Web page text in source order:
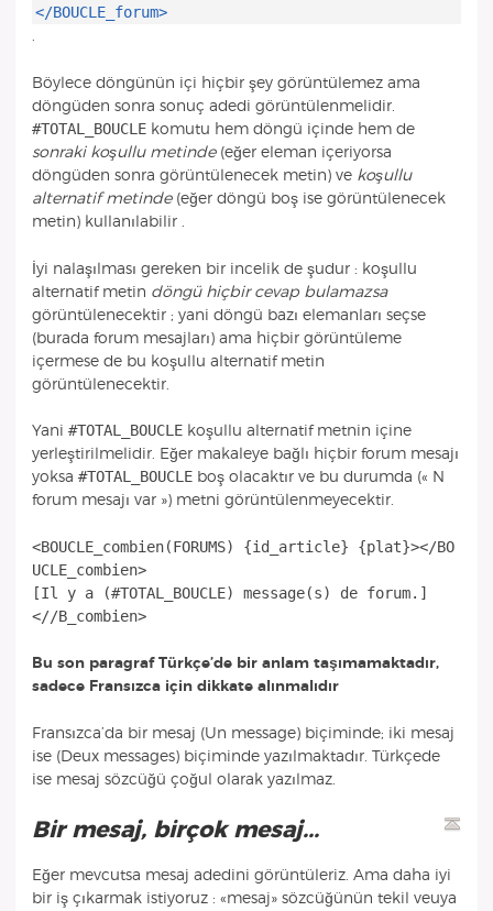
</BOUCLE_forum>
.
Böylece döngünün içi hiçbir şey görüntülemez ama
döngüden sonra sonuç adedi görüntülenmelidir.
#TOTAL_BOUCLEkomutu hem döngü içinde hem de
sonraki koşullu metinde(eğer eleman içeriyorsa
döngüden sonra görüntülenecek metin) ve koşullu
alternatif metinde(eğer döngü boş ise görüntülenecek
metin) kullanılabilir .
İyi nalaşılması gereken bir incelik de şudur : koşullu
alternatif metin döngü hiçbir cevap bulamazsa
görüntülenecektir ; yani döngü bazı elemanları seçse
(burada forum mesajları) ama hiçbir görüntüleme
içermese de bu koşullu alternatif metin
görüntülenecektir.
Yani #TOTAL_BOUCLEkoşullu alternatif metnin içine
yerleştirilmelidir. Eğer makaleye bağlı hiçbir forum mesajı
yoksa #TOTAL_BOUCLEboş olacaktır ve bu durumda (« N
forum mesajı var ») metni görüntülenmeyecektir.
<BOUCLE_combien(FORUMS) {id_article} {plat}></BO
UCLE_combien>
[Il y a (#TOTAL_BOUCLE) message(s) de forum.]
<//B_combien>
Bu son paragraf Türkçe’de bir anlam taşımamaktadır,
sadece Fransızca için dikkate alınmalıdır
Fransızca’da bir mesaj (Un message) biçiminde; iki mesaj
ise (Deux messages) biçiminde yazılmaktadır. Türkçede
ise mesaj sözcüğü çoğul olarak yazılmaz.
Bir mesaj, birçok mesaj...
Eğer mevcutsa mesaj adedini görüntüleriz. Ama daha iyi
bir iş çıkarmak istiyoruz : «mesaj» sözcüğünün tekil veuya